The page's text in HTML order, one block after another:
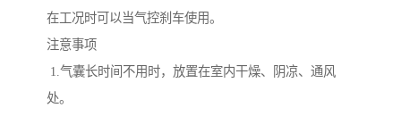
在工况时可以当气控刹车使用。
注意事项
1.气囊长时间不用时，放置在室内干燥、阴凉、通风
处。